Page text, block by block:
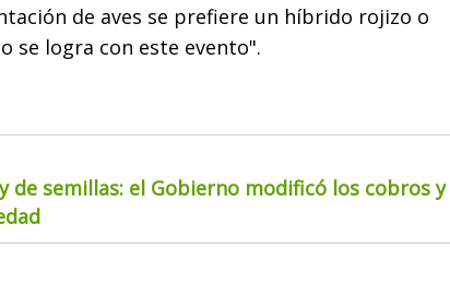
de aves se prefiere un híbrido rojizo o
se logra con este evento".
de semillas: el Gobierno modificó los cobros y